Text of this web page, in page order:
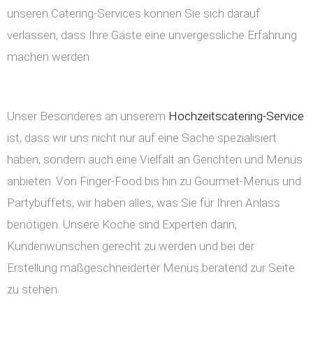
unseren Catering-Services können Sie sich darauf
verlassen, dass Ihre Gäste eine unvergessliche Erfahrung
machen werden.
Unser Besonderes an unserem Hochzeitscatering-Service
ist, dass wir uns nicht nur auf eine Sache spezialisiert
haben, sondern auch eine Vielfalt an Gerichten und Menüs
anbieten. Von Finger-Food bis hin zu Gourmet-Menüs und
Partybuffets, wir haben alles, was Sie für Ihren Anlass
benötigen. Unsere Köche sind Experten darin,
Kundenwünschen gerecht zu werden und bei der
Erstellung maßgeschneiderter Menüs beratend zur Seite
zu stehen.